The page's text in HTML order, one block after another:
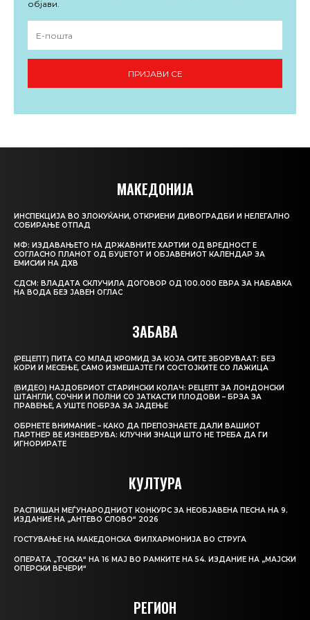
објави.
ПРИЈАВИ СЕ
МАКЕДОНИЈА
ИНСПЕКЦИЈА ВО ЗЛОКУЌАНИ, ОТКРИЕНИ ДИВОГРАДБИ И НЕЛЕГАЛНО
СОБИРАЊЕ ОТПАД
МФ: ИЗДАВАЊЕТО НА ДРЖАВНИТЕ ХАРТИИ ОД ВРЕДНОСТ Е
СОГЛАСНО ПЛАНОТ ОД БУЏЕТОТ И ОБЈАВЕНИОТ КАЛЕНДАР ЗА
ЕМИСИИ НА ДХВ
СДСМ: ВЛАДАТА СКЛУЧИЛА ДОГОВОР ОД 100.000 ЕВРА ЗА НАБАВКА
НА ВОДА БЕЗ ЈАВЕН ОГЛАС
ЗАБАВА
(РЕЦЕПТ) ПИТА СО МЛАД КРОМИД ЗА КОЈА СИТЕ ЗБОРУВААТ: БЕЗ
КОРИ И МЕСЕЊЕ, САМО ИЗМЕШАЈТЕ ГИ СОСТОЈКИТЕ СО ЛАЖИЦА
(ВИДЕО) НАЈДОБРИОТ СТАРИНСКИ КОЛАЧ: РЕЦЕПТ ЗА ЛОНДОНСКИ
ШТАНГЛИ, СОЧНИ И ПОЛНИ СО ЈАТКАСТИ ПЛОДОВИ – БРЗА ЗА
ПРАВЕЊЕ, А УШТЕ ПОБРЗА ЗА ЈАДЕЊЕ
ОБРНЕТЕ ВНИМАНИЕ – КАКО ДА ПРЕПОЗНАЕТЕ ДАЛИ ВАШИОТ
ПАРТНЕР ВЕ ИЗНЕВЕРУВА: КЛУЧНИ ЗНАЦИ ШТО НЕ ТРЕБА ДА ГИ
ИГНОРИРАТЕ
КУЛТУРА
РАСПИШАН МЕЃУНАРОДНИОТ КОНКУРС ЗА НЕОБЈАВЕНА ПЕСНА НА 9.
ИЗДАНИЕ НА „АНТЕВО СЛОВО“ 2026
ГОСТУВАЊЕ НА МАКЕДОНСКА ФИЛХАРМОНИЈА ВО СТРУГА
ОПЕРАТА „ТОСКА“ НА 16 МАЈ ВО РАМКИТЕ НА 54. ИЗДАНИЕ НА „МАЈСКИ
ОПЕРСКИ ВЕЧЕРИ“
РЕГИОН